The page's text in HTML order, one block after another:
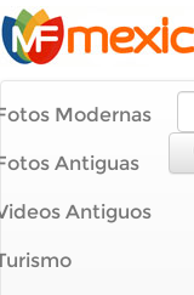
Modernas
Antiguas
Antiguos